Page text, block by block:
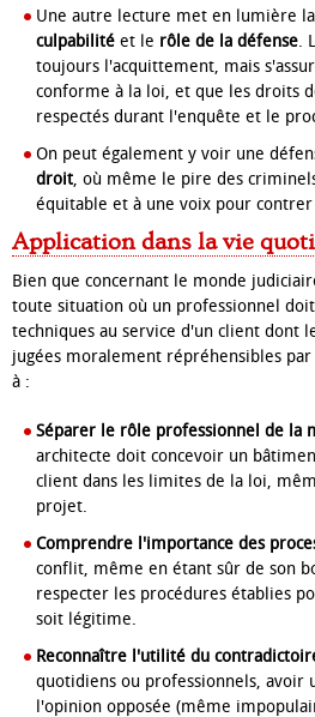
Une autre lecture met en lumière
culpabilité et le rôle de la défense.
toujours l'acquittement, mais
conforme à la loi, et que les droits
respectés durant l'enquête et le
On peut également y voir une
droit, où même le pire des
équitable et à une voix pour contrer
Application dans la vie
Bien que concernant le monde
toute situation où un professionnel
techniques au service d'un client dont
jugées moralement répréhensibles
à :
Séparer le rôle professionnel de la
architecte doit concevoir un
client dans les limites de la loi,
projet.
Comprendre l'importance des
conflit, même en étant sûr de son
respecter les procédures établies
soit légitime.
Reconnaître l'utilité du
quotidiens ou professionnels, avoir
l'opinion opposée (même